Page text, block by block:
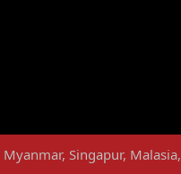
Myanmar, Singapur, Malasia,